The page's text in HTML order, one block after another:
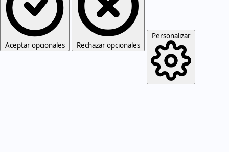
Aceptar opcionales Rechazar opcionales
Personalizar